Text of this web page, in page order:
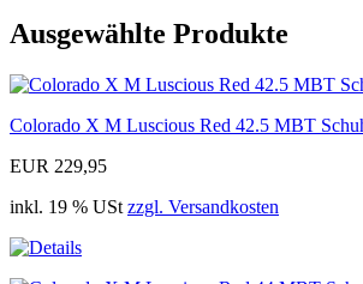
Ausgewählte Produkte
Colorado X M Luscious Red 42.5 MBT
EUR 229,95
inkl. 19 % USt zzgl. Versandkosten